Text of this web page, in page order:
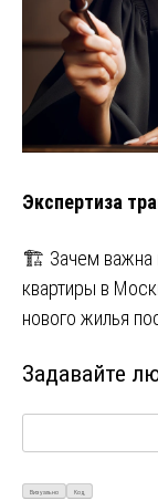
Экспертиза
🏗️ Зачем важна
квартиры в
нового жилья
Задавайте
Визуально Код